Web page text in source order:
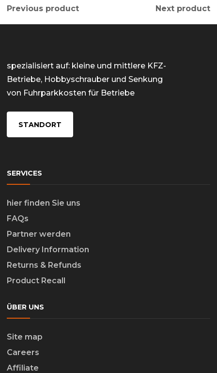
Previous product Next product
spezialisiert auf: kleine und mittlere KFZ-
Betriebe, Hobbyschrauber und Senkung
von Fuhrparkkosten für Betriebe
STANDORT
SERVICES
hier finden Sie uns
FAQs
Partner werden
Delivery Information
Returns & Refunds
Product Recall
ÜBER UNS
Site map
Careers
Affiliate